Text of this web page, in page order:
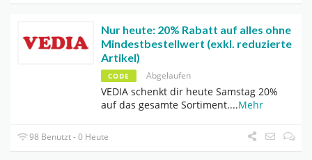
Nur heute: 20% Rabatt auf alles ohne
Mindestbestellwert (exkl. reduzierte
Artikel)
CODE Abgelaufen
VEDIA schenkt dir heute Samstag 20%
auf das gesamte Sortiment....Mehr
98 Benutzt - 0 Heute